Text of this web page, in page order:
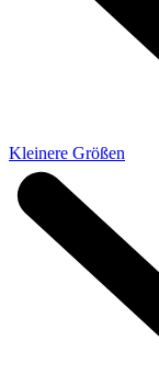
Kleinere Größen